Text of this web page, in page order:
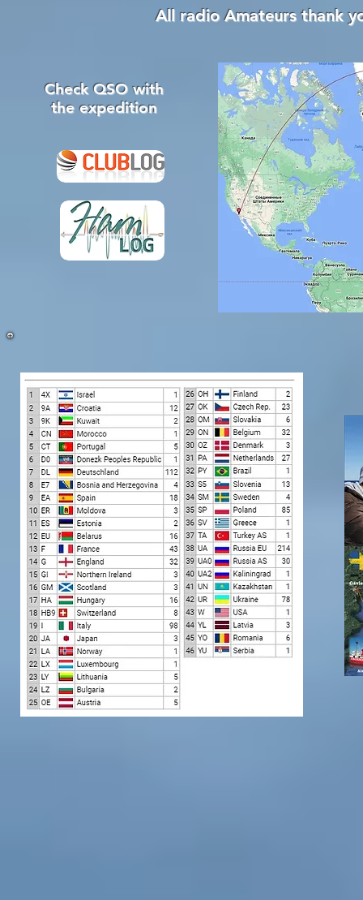
All radio Amateurs thank
Check QSO with
the expedition